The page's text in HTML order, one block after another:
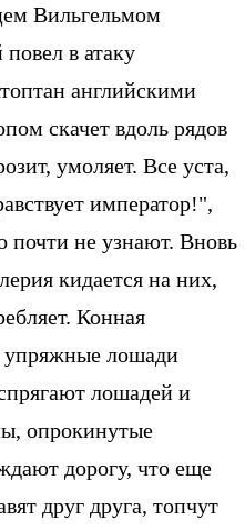
Вильгельмом
в атаку
английскими
скачет вдоль рядов
умоляет. Все уста,
император!",
почти не узнают. Вновь
кидается на них,
Конная
упряжные лошади
лошадей и
опрокинутые
дорогу, что еще
друг друга, топчут